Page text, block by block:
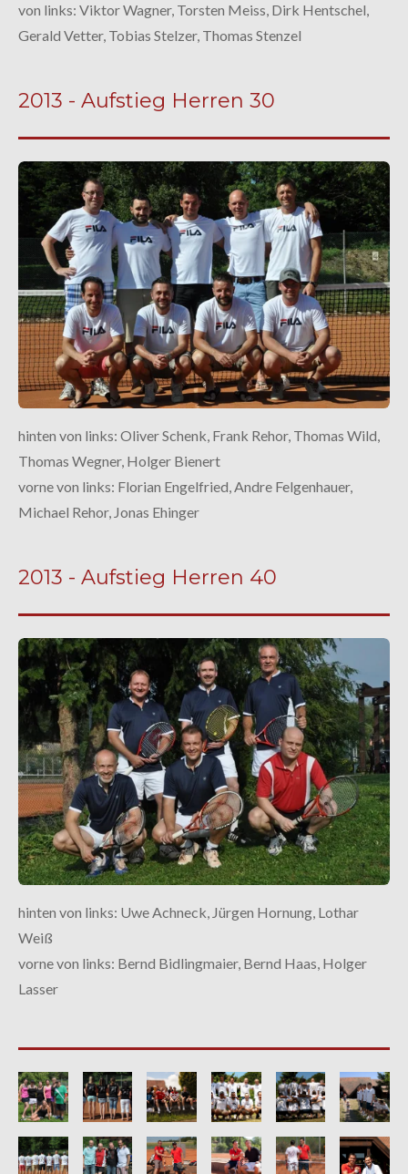
von links: Viktor Wagner, Torsten Meiss, Dirk Hentschel,
Gerald Vetter, Tobias Stelzer, Thomas Stenzel
2013 - Aufstieg Herren 30
hinten von links: Oliver Schenk, Frank Rehor, Thomas Wild,
Thomas Wegner, Holger Bienert
vorne von links: Florian Engelfried, Andre Felgenhauer,
Michael Rehor, Jonas Ehinger
2013 - Aufstieg Herren 40
hinten von links: Uwe Achneck, Jürgen Hornung, Lothar
Weiß
vorne von links: Bernd Bidlingmaier, Bernd Haas, Holger
Lasser